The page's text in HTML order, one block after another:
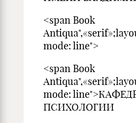
<span Book
mode: line">
<span Book
mode:
ПСИХОЛОГИИ